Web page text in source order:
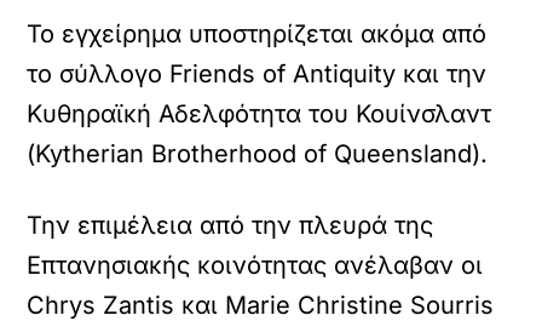
Το εγχείρημα υποστηρίζεται ακόμα από
το σύλλογο Friends of Antiquity και την
Κυθηραϊκή Αδελφότητα του Κουίνσλαντ
(Kytherian Brotherhood of Queensland).
Την επιμέλεια από την πλευρά της
Επτανησιακής κοινότητας ανέλαβαν οι
Chrys Zantis και Marie Christine Sourris